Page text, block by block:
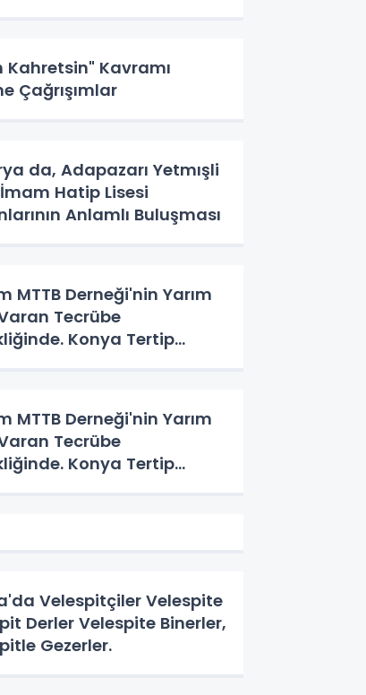
Kahretsin" Kavramı
Çağrışımlar
da, Adapazarı Yetmışli
İmam Hatip Lisesi
Anlamlı Buluşması
MTTB Derneği'nin Yarım
Tecrübe
Konya Tertip
MTTB Derneği'nin Yarım
Tecrübe
Konya Tertip
Velespitçiler Velespite
Derler Velespite Binerler,
Gezerler.